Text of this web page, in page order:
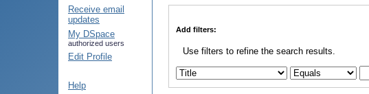
Receive email
updates
My DSpace
authorized users
Edit Profile
Help
Add filters:
Use filters to refine the search results.